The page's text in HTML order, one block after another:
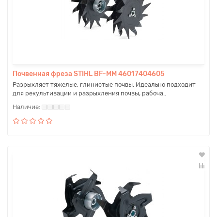
Почвенная фреза STIHL BF-MM 46017404605
Разрыхляет тяжелые, глинистые почвы. Идеально подходит
для рекультивации и разрыхления почвы, рабоча..